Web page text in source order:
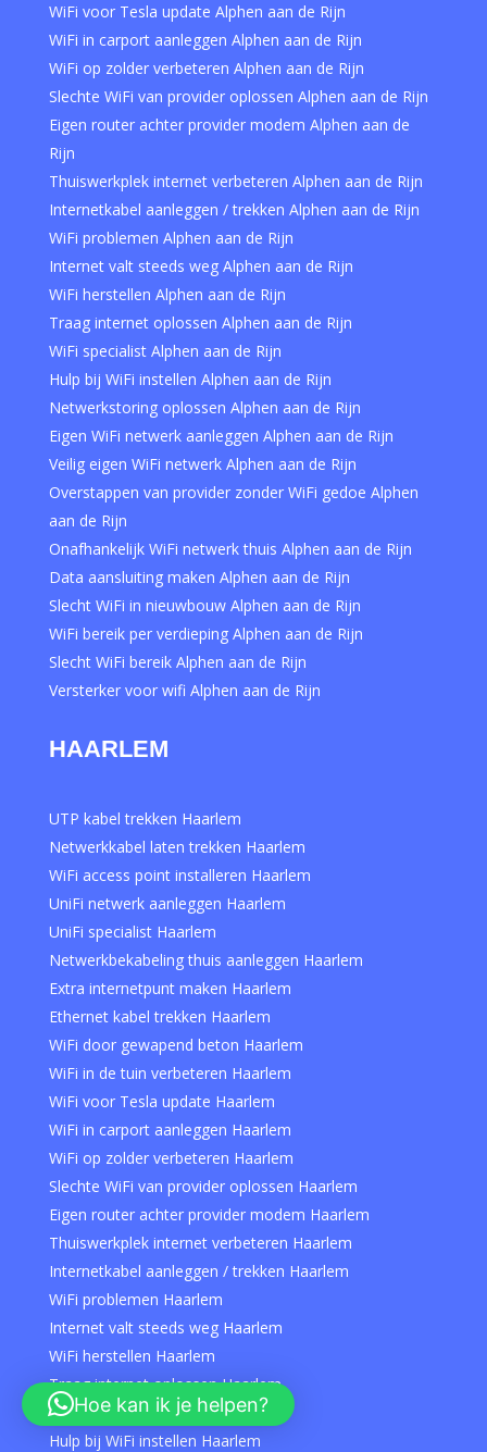
WiFi voor Tesla update Alphen aan de Rijn
WiFi in carport aanleggen Alphen aan de Rijn
WiFi op zolder verbeteren Alphen aan de Rijn
Slechte WiFi van provider oplossen Alphen aan de Rijn
Eigen router achter provider modem Alphen aan de
Rijn
Thuiswerkplek internet verbeteren Alphen aan de Rijn
Internetkabel aanleggen / trekken Alphen aan de Rijn
WiFi problemen Alphen aan de Rijn
Internet valt steeds weg Alphen aan de Rijn
WiFi herstellen Alphen aan de Rijn
Traag internet oplossen Alphen aan de Rijn
WiFi specialist Alphen aan de Rijn
Hulp bij WiFi instellen Alphen aan de Rijn
Netwerkstoring oplossen Alphen aan de Rijn
Eigen WiFi netwerk aanleggen Alphen aan de Rijn
Veilig eigen WiFi netwerk Alphen aan de Rijn
Overstappen van provider zonder WiFi gedoe Alphen
aan de Rijn
Onafhankelijk WiFi netwerk thuis Alphen aan de Rijn
Data aansluiting maken Alphen aan de Rijn
Slecht WiFi in nieuwbouw Alphen aan de Rijn
WiFi bereik per verdieping Alphen aan de Rijn
Slecht WiFi bereik Alphen aan de Rijn
Versterker voor wifi Alphen aan de Rijn
HAARLEM
UTP kabel trekken Haarlem
Netwerkkabel laten trekken Haarlem
WiFi access point installeren Haarlem
UniFi netwerk aanleggen Haarlem
UniFi specialist Haarlem
Netwerkbekabeling thuis aanleggen Haarlem
Extra internetpunt maken Haarlem
Ethernet kabel trekken Haarlem
WiFi door gewapend beton Haarlem
WiFi in de tuin verbeteren Haarlem
WiFi voor Tesla update Haarlem
WiFi in carport aanleggen Haarlem
WiFi op zolder verbeteren Haarlem
Slechte WiFi van provider oplossen Haarlem
Eigen router achter provider modem Haarlem
Thuiswerkplek internet verbeteren Haarlem
Internetkabel aanleggen / trekken Haarlem
WiFi problemen Haarlem
Internet valt steeds weg Haarlem
WiFi herstellen Haarlem
Traag internet oplossen Haarlem
WiFi specialist Haarlem
Hulp bij WiFi instellen Haarlem
Hoe kan ik je helpen?